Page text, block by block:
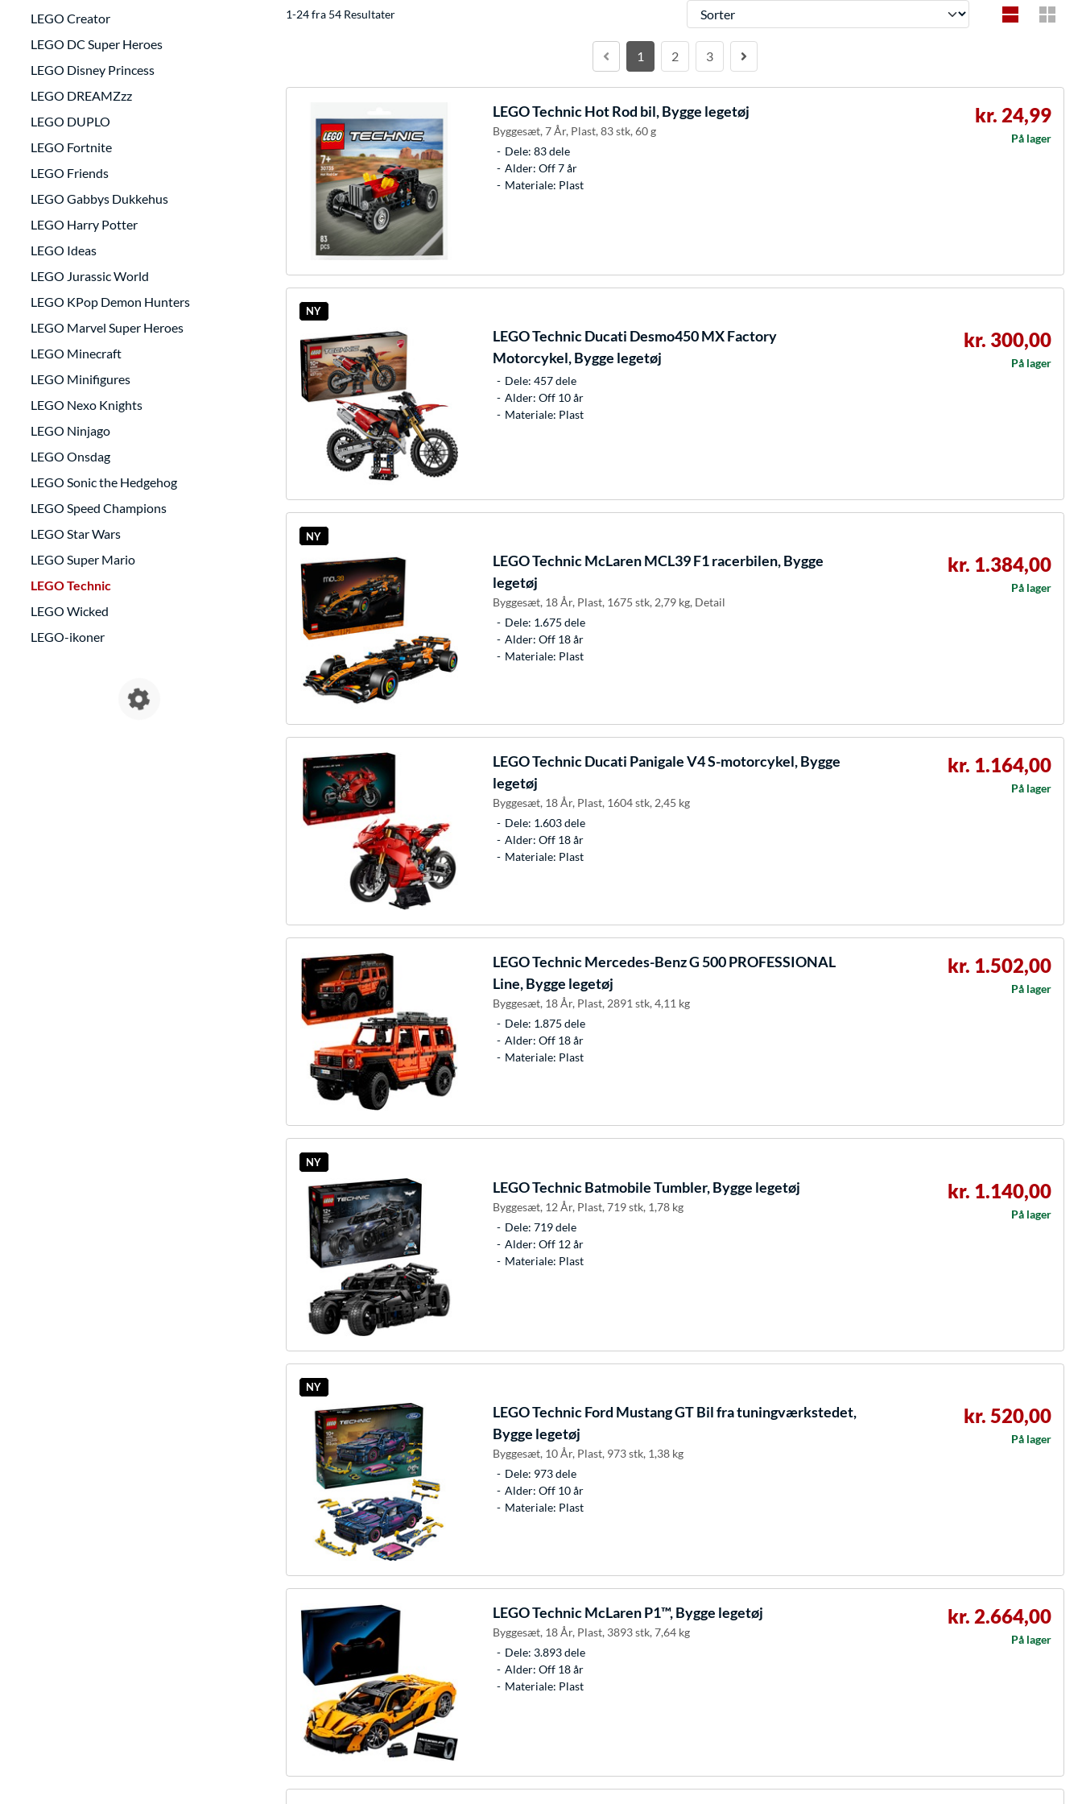
LEGO Creator
LEGO DC Super Heroes
LEGO Disney Princess
LEGO DREAMZzz
LEGO DUPLO
LEGO Fortnite
LEGO Friends
LEGO Gabbys Dukkehus
LEGO Harry Potter
LEGO Ideas
LEGO Jurassic World
LEGO KPop Demon Hunters
LEGO Marvel Super Heroes
LEGO Minecraft
LEGO Minifigures
LEGO Nexo Knights
LEGO Ninjago
LEGO Onsdag
LEGO Sonic the Hedgehog
LEGO Speed Champions
LEGO Star Wars
LEGO Super Mario
LEGO Technic
LEGO Wicked
LEGO-ikoner
1-24 fra 54 Resultater Sorter
1 2 3
LEGOTechnic Hot Rod bil, Bygge legetøj
Byggesæt, 7 År, Plast, 83 stk, 60 g
Dele: 83 dele
Alder: Off 7 år
Materiale: Plast
kr. 24,99
På lager
NY
LEGOTechnic Ducati Desmo450 MX Factory
Motorcykel, Bygge legetøj
Dele: 457 dele
Alder: Off 10 år
Materiale: Plast
kr. 300,00
På lager
NY
LEGOTechnic McLaren MCL39 F1 racerbilen, Bygge
legetøj
Byggesæt, 18 År, Plast, 1675 stk, 2,79 kg, Detail
Dele: 1.675 dele
Alder: Off 18 år
Materiale: Plast
kr. 1.384,00
På lager
LEGOTechnic Ducati Panigale V4 S-motorcykel, Bygge
legetøj
Byggesæt, 18 År, Plast, 1604 stk, 2,45 kg
Dele: 1.603 dele
Alder: Off 18 år
Materiale: Plast
kr. 1.164,00
På lager
LEGOTechnic Mercedes-Benz G 500 PROFESSIONAL
Line, Bygge legetøj
Byggesæt, 18 År, Plast, 2891 stk, 4,11 kg
Dele: 1.875 dele
Alder: Off 18 år
Materiale: Plast
kr. 1.502,00
På lager
NY
LEGOTechnic Batmobile Tumbler, Bygge legetøj
Byggesæt, 12 År, Plast, 719 stk, 1,78 kg
Dele: 719 dele
Alder: Off 12 år
Materiale: Plast
kr. 1.140,00
På lager
NY
LEGOTechnic Ford Mustang GT Bil fra tuningværkstedet,
Bygge legetøj
Byggesæt, 10 År, Plast, 973 stk, 1,38 kg
Dele: 973 dele
Alder: Off 10 år
Materiale: Plast
kr. 520,00
På lager
LEGOTechnic McLaren P1™, Bygge legetøj
Byggesæt, 18 År, Plast, 3893 stk, 7,64 kg
Dele: 3.893 dele
Alder: Off 18 år
Materiale: Plast
kr. 2.664,00
På lager